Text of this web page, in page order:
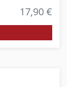
17,90 €